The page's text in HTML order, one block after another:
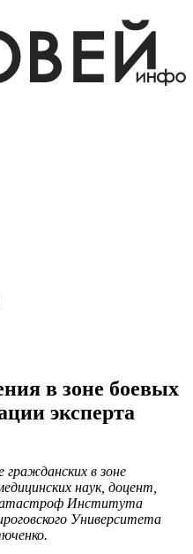
в зоне боевых
эксперта
в зоне
наук, доцент,
Института
Университета